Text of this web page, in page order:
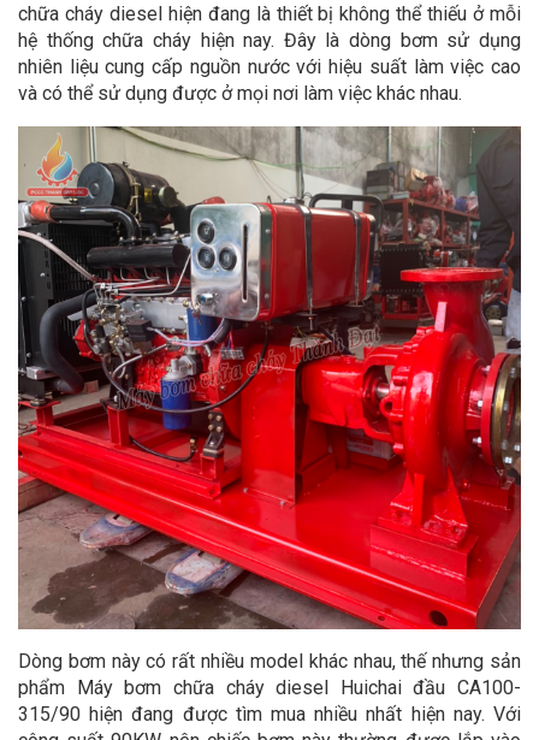
chữa cháy diesel hiện đang là thiết bị không thể thiếu ở mỗi
hệ thống chữa cháy hiện nay. Đây là dòng bơm sử dụng
nhiên liệu cung cấp nguồn nước với hiệu suất làm việc cao
và có thể sử dụng được ở mọi nơi làm việc khác nhau.
Dòng bơm này có rất nhiều model khác nhau, thế nhưng sản
phẩm Máy bơm chữa cháy diesel Huichai đầu CA100-
315/90 hiện đang được tìm mua nhiều nhất hiện nay. Với